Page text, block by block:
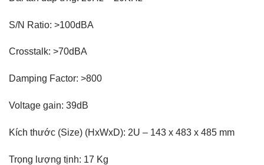
S/N Ratio: >100dBA
Crosstalk: >70dBA
Damping Factor: >800
Voltage gain: 39dB
Kích thước (Size) (HxWxD): 2U – 143 x 483 x 485 mm
Trọng lượng tịnh: 17 Kg